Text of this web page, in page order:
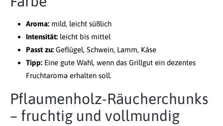
Aroma: mild, leicht süßlich
Intensität: leicht bis mittel
Passt zu: Geflügel, Schwein, Lamm, Käse
Tipp: Eine gute Wahl, wenn das Grillgut ein dezentes
Fruchtaroma erhalten soll.
Pflaumenholz-Räucherchunks
– fruchtig und vollmundig